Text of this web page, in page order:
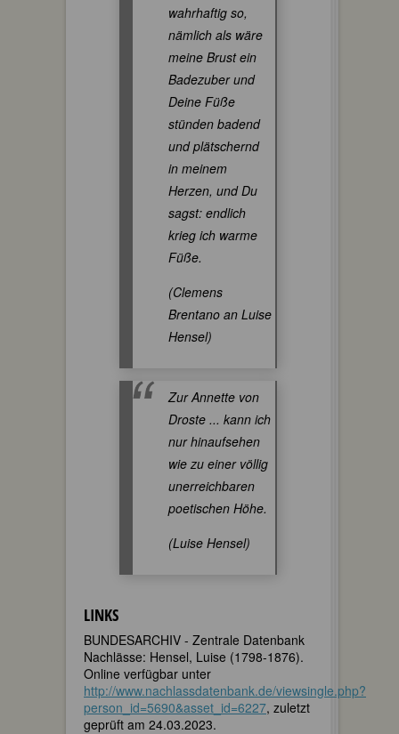
wahrhaftig so,
nämlich als wäre
meine Brust ein
Badezuber und
Deine Füße
stünden badend
und plätschernd
in meinem
Herzen, und Du
sagst: endlich
krieg ich warme
Füße.
(Clemens
Brentano an Luise
Hensel)
Zur Annette von
Droste ... kann ich
nur hinaufsehen
wie zu einer völlig
unerreichbaren
poetischen Höhe.
(Luise Hensel)
LINKS
BUNDESARCHIV - Zentrale Datenbank
Nachlässe: Hensel, Luise (1798-1876).
Online verfügbar unter
http://www.nachlassdatenbank.de/viewsingle.php?
person_id=5690&asset_id=6227, zuletzt
geprüft am 24.03.2023.